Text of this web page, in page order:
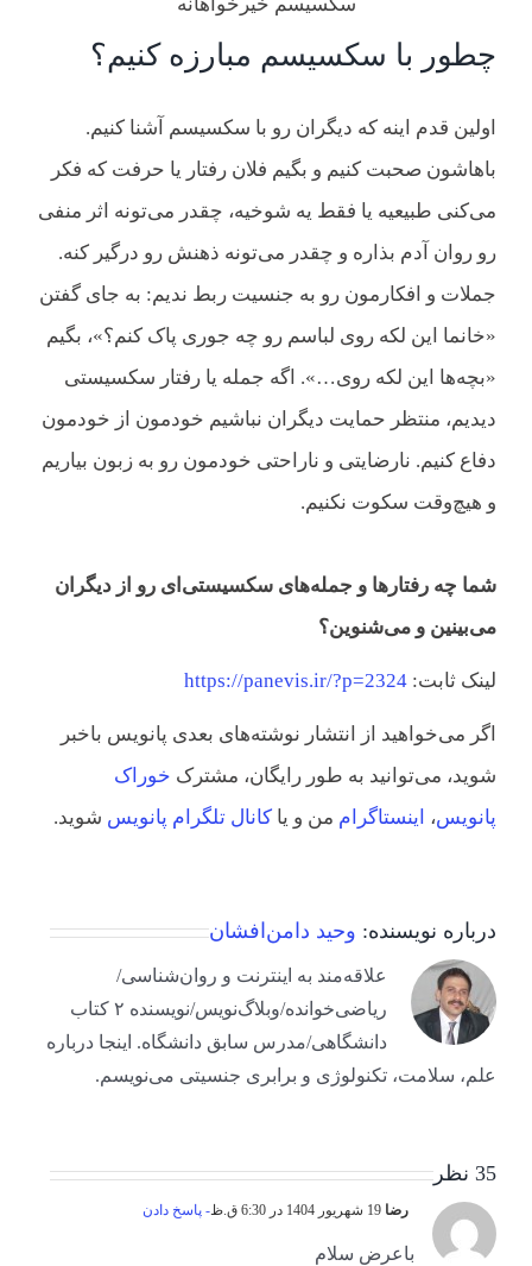
چطور با سکسیسم مبارزه کنیم؟
اولین قدم اینه که دیگران رو با سکسیسم آشنا کنیم.
باهاشون صحبت کنیم و بگیم فلان رفتار یا حرفت که فکر
می‌کنی طبیعیه یا فقط یه شوخیه، چقدر می‌تونه اثر منفی
رو روان آدم بذاره و چقدر می‌تونه ذهنش رو درگیر کنه.
جملات و افکارمون رو به جنسیت ربط ندیم: به جای گفتن
«خانما این لکه روی لباسم رو چه جوری پاک کنم؟»، بگیم
«بچه‌ها این لکه روی…». اگه جمله یا رفتار سکسیستی
دیدیم، منتظر حمایت دیگران نباشیم خودمون از خودمون
دفاع کنیم. نارضایتی و ناراحتی خودمون رو به زبون بیاریم
و هیچ‌وقت سکوت نکنیم.
شما چه رفتارها و جمله‌های سکسیستی‌ای رو از دیگران
می‌بینین و می‌شنوین؟
لینک ثابت: https://panevis.ir/?p=2324
اگر می‌خواهید از انتشار نوشته‌های بعدی پانویس باخبر
شوید، می‌توانید به طور رایگان، مشترک خوراک
پانویس، اینستاگرام من و یا کانال تلگرام پانویس شوید.
درباره نویسنده: وحید دامن‌افشان
علاقه‌مند به اینترنت و روان‌شناسی/
ریاضی‌خوانده/وبلاگ‌نویس/نویسنده ۲ کتاب
دانشگاهی/مدرس سابق دانشگاه. اینجا درباره
علم، سلامت، تکنولوژی و برابری جنسیتی می‌نویسم.
35 نظر
رضا - پاسخ دادن
باعرض سلام